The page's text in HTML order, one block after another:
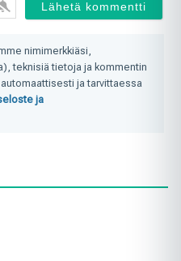
nimimerkkiäsi,
teknisiä tietoja ja kommentin
ja tarvittaessa
ja